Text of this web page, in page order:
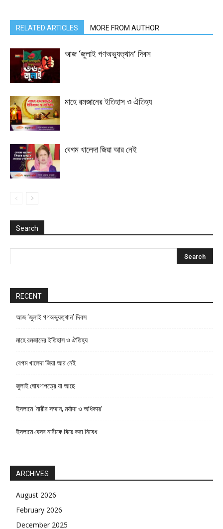
RELATED ARTICLES MORE FROM AUTHOR
আজ ‘জুলাই গণঅভ্যুত্থান’ দিবস
মাহে রমজানের ইতিহাস ও ঐতিহ্য
বেগম খালেদা জিয়া আর নেই
Search
RECENT
আজ ‘জুলাই গণঅভ্যুত্থান’ দিবস
মাহে রমজানের ইতিহাস ও ঐতিহ্য
বেগম খালেদা জিয়া আর নেই
জুলাই ঘোষণাপত্রে যা আছে
ইসলামে ‘নারীর সম্মান, মর্যাদা ও অধিকার’
ইসলামে যেসব নারীকে বিয়ে করা নিষেধ
ARCHIVES
August 2026
February 2026
December 2025